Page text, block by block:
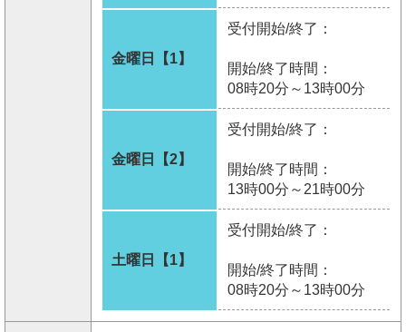
金曜日【1】
受付開始/終了：
開始/終了時間：
08時20分～13時00分
金曜日【2】
受付開始/終了：
開始/終了時間：
13時00分～21時00分
土曜日【1】
受付開始/終了：
開始/終了時間：
08時20分～13時00分